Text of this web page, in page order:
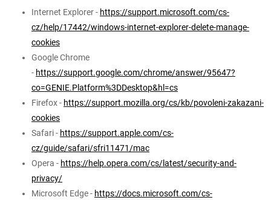
Internet Explorer - https://support.microsoft.com/cs-
cz/help/17442/windows-internet-explorer-delete-manage-
cookies
Google Chrome
- https://support.google.com/chrome/answer/95647?
co=GENIE.Platform%3DDesktop&hl=cs
Firefox - https://support.mozilla.org/cs/kb/povoleni-zakazani-
cookies
Safari - https://support.apple.com/cs-
cz/guide/safari/sfri11471/mac
Opera - https://help.opera.com/cs/latest/security-and-
privacy/
Microsoft Edge - https://docs.microsoft.com/cs-